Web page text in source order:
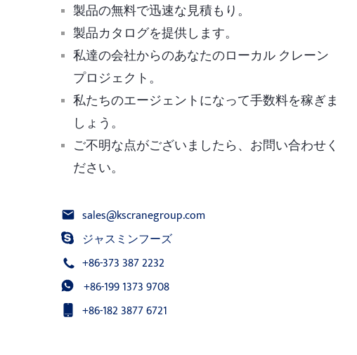
製品の無料で迅速な見積もり。
製品カタログを提供します。
私達の会社からのあなたのローカル クレーン
プロジェクト。
私たちのエージェントになって手数料を稼ぎま
しょう。
ご不明な点がございましたら、お問い合わせく
ださい。
sales@kscranegroup.com
ジャスミンフーズ
+86-373 387 2232
+86-199 1373 9708
+86-182 3877 6721